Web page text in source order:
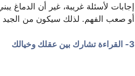
إجابات لأسئلة غريبة، غير أن الدماغ
أو صعب الفهم. لذلك سيكون من
3- القراءة تشارك بين عقلك وخيالك